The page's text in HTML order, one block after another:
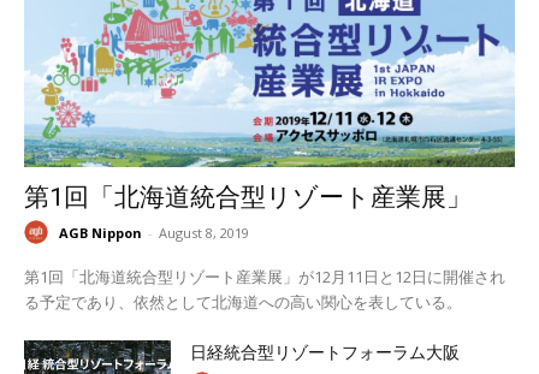
第1回「北海道統合型リゾート産業展」
AGB Nippon - August 8, 2019
第1回「北海道統合型リゾート産業展」が12月11日と12日に開催され
る予定であり、依然として北海道への高い関心を表している。
日経統合型リゾートフォーラム大阪